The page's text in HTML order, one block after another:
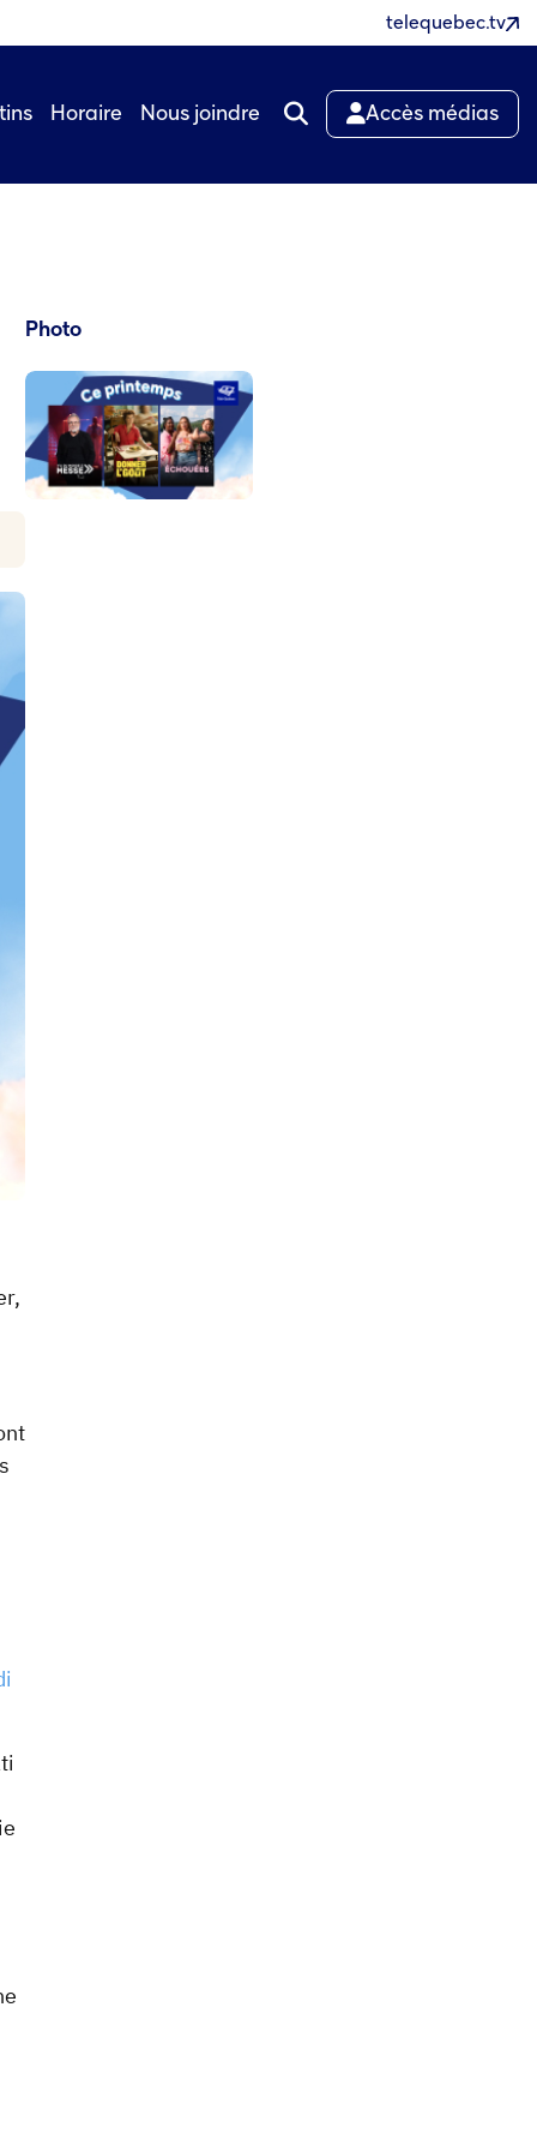
telequebec.tv
Horaire Nous joindre Accès médias
Photo